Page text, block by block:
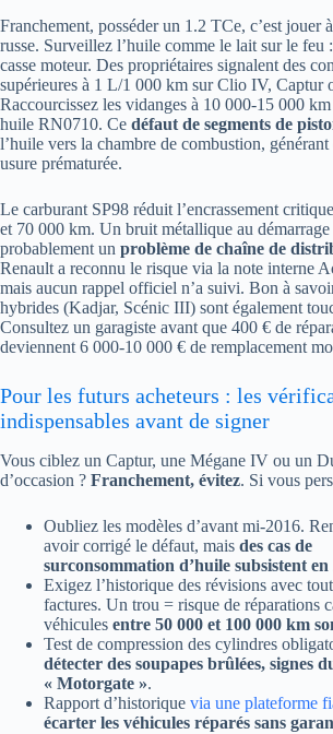
Franchement, posséder un 1.2 TCe, c’est jouer
russe. Surveillez l’huile comme le lait sur le feu
casse moteur. Des propriétaires signalent des
supérieures à 1 L/1 000 km sur Clio IV, Captur
Raccourcissez les vidanges à 10 000-15 000
huile RN0710. Ce défaut de segments de
l’huile vers la chambre de combustion,
usure prématurée.
Le carburant SP98 réduit l’encrassement
et 70 000 km. Un bruit métallique au démarrage
probablement un problème de chaîne de
Renault a reconnu le risque via la note interne
mais aucun rappel officiel n’a suivi. Bon à
hybrides (Kadjar, Scénic III) sont également
Consultez un garagiste avant que 400 € de
deviennent 6 000-10 000 € de remplacement
Pour les futurs acheteurs : les
indispensables avant de signer
Vous ciblez un Captur, une Mégane IV ou un
d’occasion ? Franchement, évitez. Si vous
Oubliez les modèles d’avant mi-2016.
avoir corrigé le défaut, mais des cas de
surconsommation d’huile subsistent en
Exigez l’historique des révisions avec
factures. Un trou = risque de réparations
véhicules entre 50 000 et 100 000 km
Test de compression des cylindres
détecter des soupapes brûlées, signes
« Motorgate ».
Rapport d’historique via une plateforme
écarter les véhicules réparés sans